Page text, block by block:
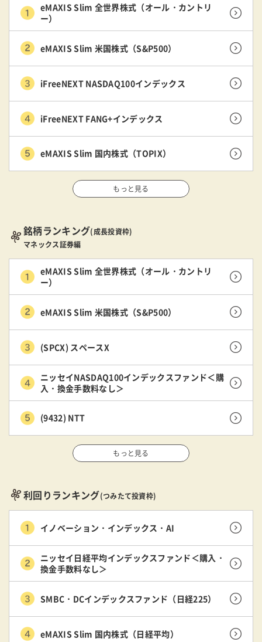
eMAXIS Slim 全世界株式（オール・カントリ
ー）
eMAXIS Slim 米国株式（S&P500）
iFreeNEXT NASDAQ100インデックス
iFreeNEXT FANG+インデックス
eMAXIS Slim 国内株式（TOPIX）
もっと見る
銘柄ランキング(成長投資枠)
マネックス証券編
eMAXIS Slim 全世界株式（オール・カントリ
ー）
eMAXIS Slim 米国株式（S&P500）
(SPCX) スペースX
ニッセイNASDAQ100インデックスファンド＜購
入・換金手数料なし＞
(9432) NTT
もっと見る
利回りランキング(つみたて投資枠)
イノベーション・インデックス・AI
ニッセイ日経平均インデックスファンド＜購入・
換金手数料なし＞
SMBC・DCインデックスファンド（日経225）
eMAXIS Slim 国内株式（日経平均）